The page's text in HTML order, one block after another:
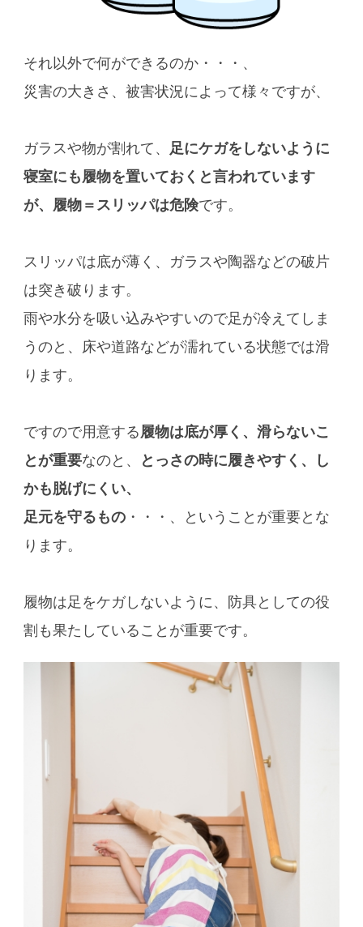
それ以外で何ができるのか・・・、
災害の大きさ、被害状況によって様々ですが、
ガラスや物が割れて、 足にケガをしないように
寝室にも履物を置いておくと言われています
が、履物＝スリッパは危険です。
スリッパは底が薄く、ガラスや陶器などの破片
は突き破ります。
雨や水分を吸い込みやすいので足が冷えてしま
うのと、床や道路などが濡れている状態では滑
ります。
ですので用意する履物は底が厚く、滑らないこ
とが重要なのと、
とっさの時に履きやすく、し
かも脱げにくい、
足元を守るもの・・・、ということが重要とな
ります。
履物は足をケガしないように、防具としての役
割も果たしていることが重要です。